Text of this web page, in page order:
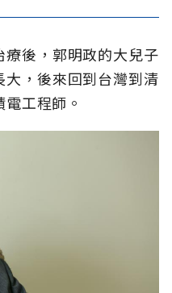
後，郭明政的大兒子
，後來回到台灣到清
工程師。